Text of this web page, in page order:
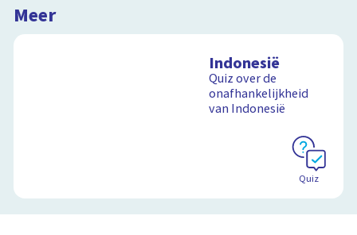
Meer
Indonesië
Quiz over de
onafhankelijkheid
van Indonesië
Quiz